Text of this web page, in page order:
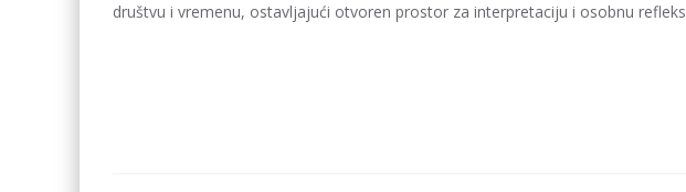
društvu i vremenu, ostavljajući otvoren prostor za interpretaciju i osobnu